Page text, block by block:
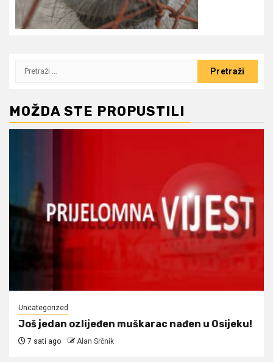
Pretraži:
MOŽDA STE PROPUSTILI
Uncategorized
Još jedan ozlijeđen muškarac nađen u Osijeku!
7 sati ago Alan Srčnik